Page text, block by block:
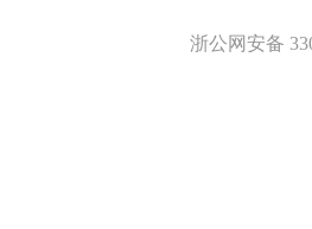
浙公网安备